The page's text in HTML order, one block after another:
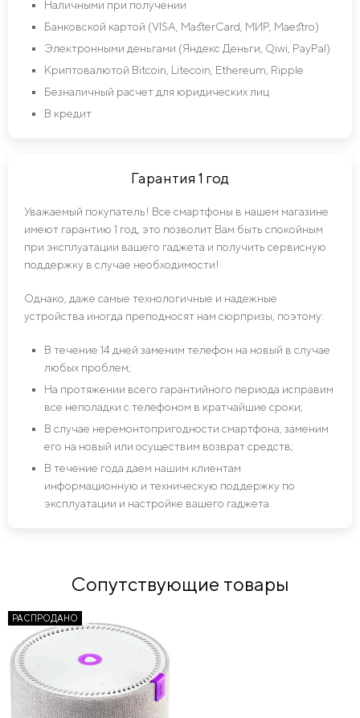
Наличными при получении
Банковской картой (VISA, MasterCard, МИР, Maestro)
Электронными деньгами (Яндекс Деньги, Qiwi, PayPal)
Криптовалютой Bitcoin, Litecoin, Ethereum, Ripple
Безналичный расчет для юридических лиц
В кредит
Гарантия 1 год
Уважаемый покупатель! Все смартфоны в нашем магазине
имеют гарантию 1 год, это позволит Вам быть спокойным
при эксплуатации вашего гаджета и получить сервисную
поддержку в случае необходимости!
Однако, даже самые технологичные и надежные
устройства иногда преподносят нам сюрпризы, поэтому:
В течение 14 дней заменим телефон на новый в случае
любых проблем;
На протяжении всего гарантийного периода исправим
все неполадки с телефоном в кратчайшие сроки;
В случае неремонтопригодности смартфона, заменим
его на новый или осуществим возврат средств;
В течение года даем нашим клиентам
информационную и техническую поддержку по
эксплуатации и настройке вашего гаджета.
Сопутствующие товары
РАСПРОДАНО